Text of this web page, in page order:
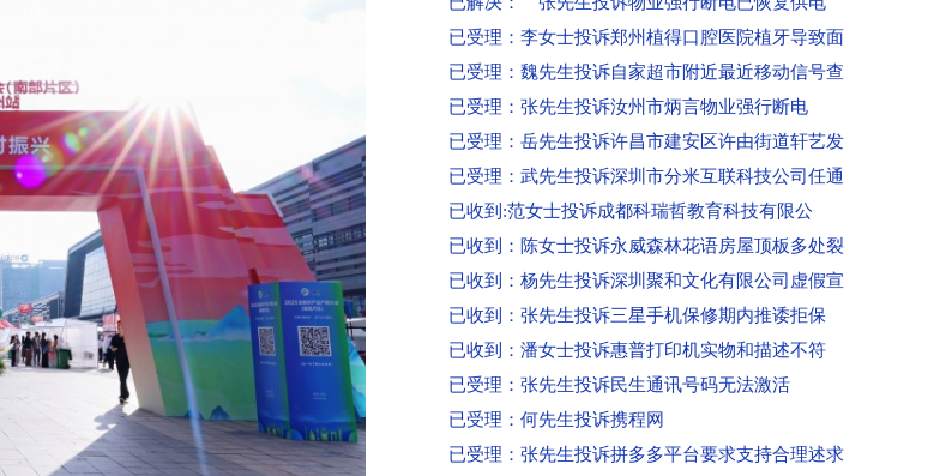
已受理：魏先生投诉自家超市附近最近移动信号查
已受理：张先生投诉汝州市炳言物业强行断电
已受理：岳先生投诉许昌市建安区许由街道轩艺发
已受理：武先生投诉深圳市分米互联科技公司任通
已收到:范女士投诉成都科瑞哲教育科技有限公
已收到：陈女士投诉永威森林花语房屋顶板多处裂
已收到：杨先生投诉深圳聚和文化有限公司虚假宣
已收到：张先生投诉三星手机保修期内推诿拒保
已收到：潘女士投诉惠普打印机实物和描述不符
已受理：张先生投诉民生通讯号码无法激活
已受理：何先生投诉携程网
已受理：张先生投诉拼多多平台要求支持合理述求
已收到：杨先生投诉雅迪京东自营旗舰店不按时开
已收到：向女士投诉说客英语将客户未消费课时清